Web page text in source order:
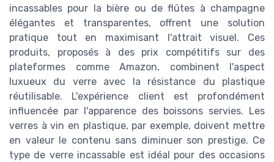
incassables pour la bière ou de flûtes à champagne
élégantes et transparentes, offrent une solution
pratique tout en maximisant l'attrait visuel. Ces
produits, proposés à des prix compétitifs sur des
plateformes comme Amazon, combinent l'aspect
luxueux du verre avec la résistance du plastique
réutilisable. L'expérience client est profondément
influencée par l'apparence des boissons servies. Les
verres à vin en plastique, par exemple, doivent mettre
en valeur le contenu sans diminuer son prestige. Ce
type de verre incassable est idéal pour des occasions